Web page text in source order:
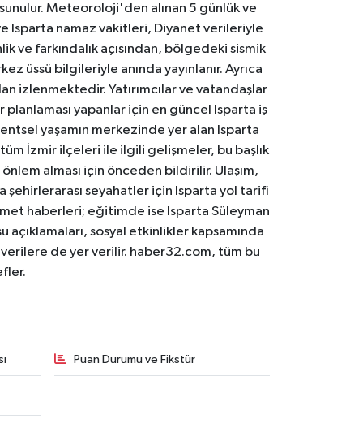
Meteoroloji'den alınan 5 günlük ve
Isparta namaz vakitleri, Diyanet verileriyle
ve farkındalık açısından, bölgedeki sismik
üssü bilgileriyle anında yayınlanır. Ayrıca
izlenmektedir. Yatırımcılar ve vatandaşlar
planlaması yapanlar için en güncel Isparta iş
yaşamın merkezinde yer alan Isparta
tüm İzmir ilçeleri ile ilgili gelişmeler, bu başlık
alması için önceden bildirilir. Ulaşım,
şehirlerarası seyahatler için Isparta yol tarifi
haberleri; eğitimde ise Isparta Süleyman
sosyal etkinlikler kapsamında
de yer verilir. haber32.com, tüm bu
Puan Durumu ve Fikstür